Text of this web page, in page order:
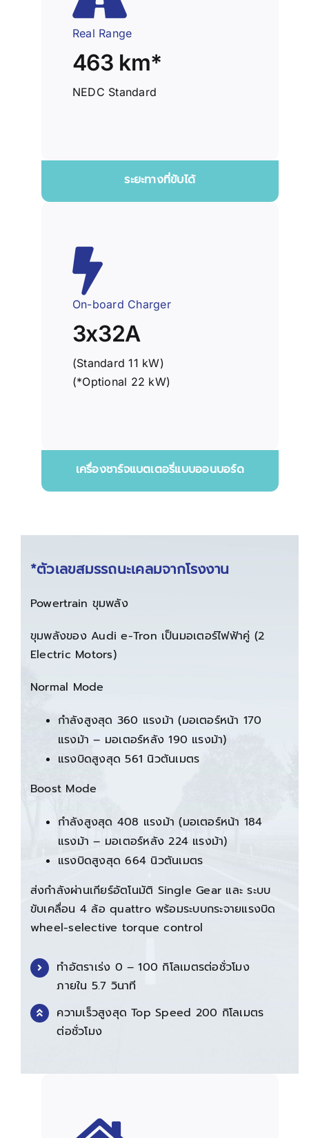
Real Range
463 km*
NEDC Standard
ระยะทางที่ขับได้
On-board Charger
3x32A
(Standard 11 kW)
(*Optional 22 kW)
เครื่องชาร์จแบตเตอรี่แบบออนบอร์ด
*ตัวเลขสมรรถนะเคลมจากโรงงาน
Powertrain ขุมพลัง
ขุมพลังของ Audi e-Tron เป็นมอเตอร์ไฟฟ้าคู่ (2
Electric Motors)
Normal Mode
กำลังสูงสุด 360 แรงม้า (มอเตอร์หน้า 170
แรงม้า – มอเตอร์หลัง 190 แรงม้า)
แรงบิดสูงสุด 561 นิวตันเมตร
Boost Mode
กำลังสูงสุด 408 แรงม้า (มอเตอร์หน้า 184
แรงม้า – มอเตอร์หลัง 224 แรงม้า)
แรงบิดสูงสุด 664 นิวตันเมตร
ส่งกำลังผ่านเกียร์อัตโนมัติ Single Gear และ ระบบ
ขับเคลื่อน 4 ล้อ quattro พร้อมระบบกระจายแรงบิด
wheel-selective torque control
ทำอัตราเร่ง 0 – 100 กิโลเมตรต่อชั่วโมง
ภายใน 5.7 วินาที
ความเร็วสูงสุด Top Speed 200 กิโลเมตร
ต่อชั่วโมง